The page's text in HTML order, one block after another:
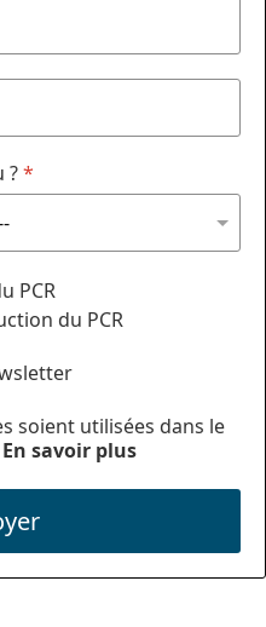
?*
PCR
du PCR
soient utilisées dans le
En savoir plus